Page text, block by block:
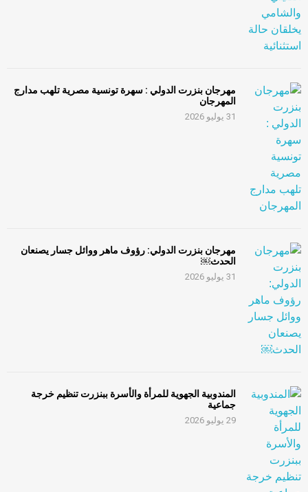
مهرجان بنزرت الدولي : سهرة تونسية مصرية تلهب مدارج
المهرجان
31 يوليو 2026
مهرجان بنزرت الدولي: رؤوف ماهر ووائل جسار يصنعان
الحدث￼
31 يوليو 2026
المندوبية الجهوية للمرأة والأسرة ببنزرت تنظيم خرجة
جماعية
29 يوليو 2026